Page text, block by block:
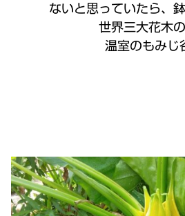
ないと思っていたら、
世界三大花木
温室のもみじ